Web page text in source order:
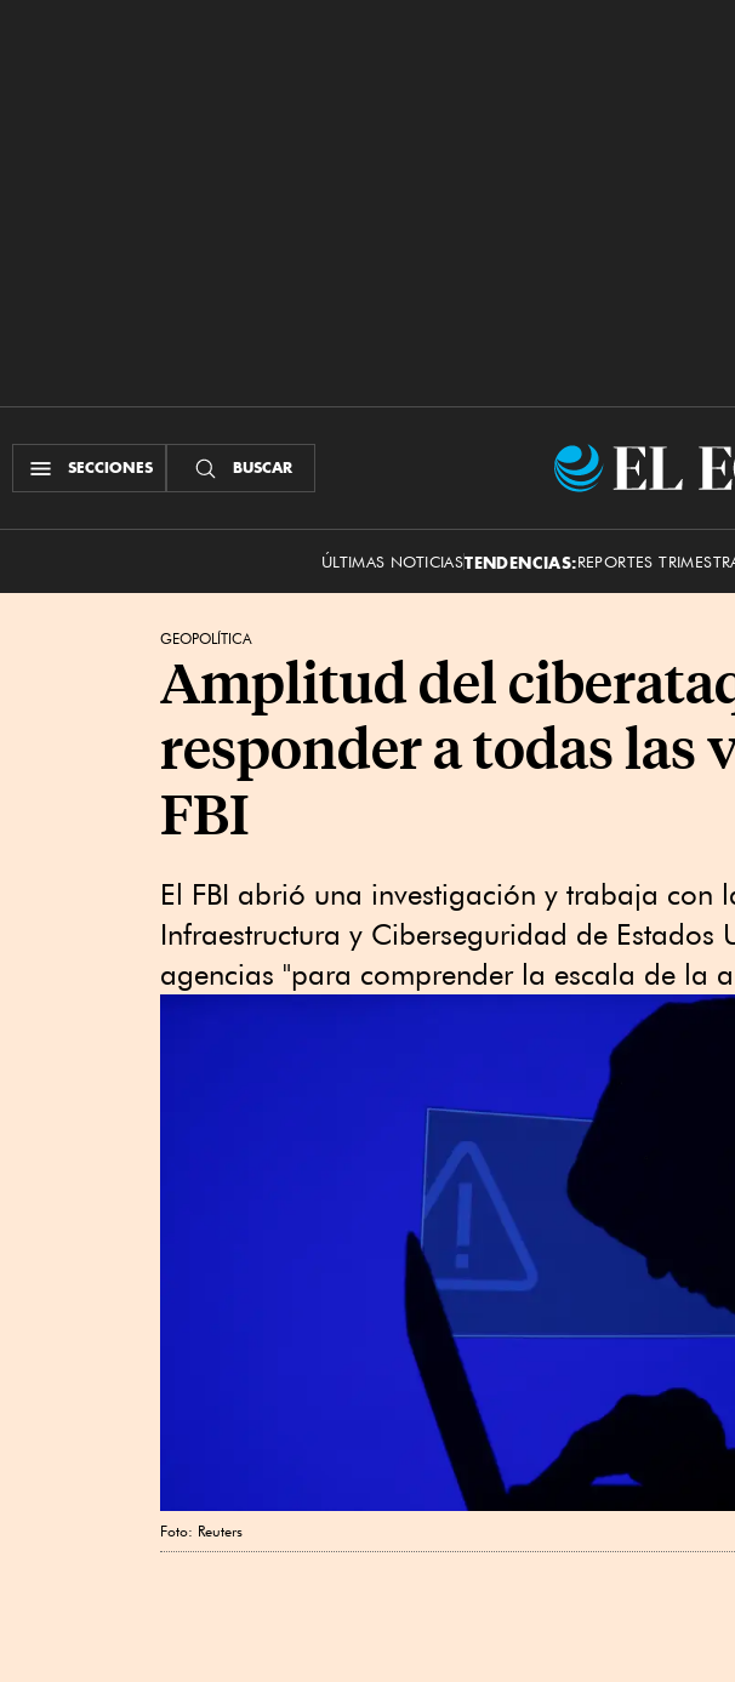
SECCIONES BUSCAR
ÚLTIMAS NOTICIASTENDENCIAS:REPORTES
GEOPOLÍTICA
Amplitud del
responder a todas
FBI
El FBI abrió una investigación y trabaja con
Infraestructura y Ciberseguridad de Estados
agencias "para comprender la escala de la
Foto: Reuters